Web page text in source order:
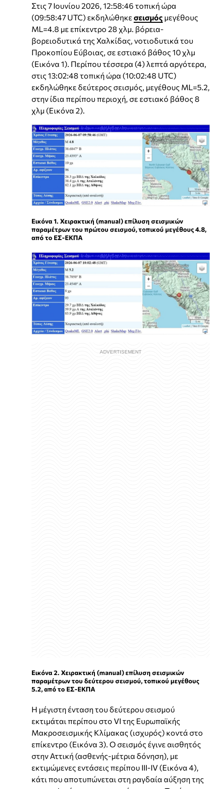
Στις 7 Ιουνίου 2026, 12:58:46 τοπική ώρα
(09:58:47 UTC) εκδηλώθηκε σεισμός μεγέθους
ML=4.8 με επίκεντρο 28 χλμ. βόρεια-
βορειοδυτικά της Χαλκίδας, νοτιοδυτικά του
Προκοπίου Εύβοιας, σε εστιακό βάθος 10 χλμ
(Εικόνα 1). Περίπου τέσσερα (4) λεπτά αργότερα,
στις 13:02:48 τοπική ώρα (10:02:48 UTC)
εκδηλώθηκε δεύτερος σεισμός, μεγέθους ML=5.2,
στην ίδια περίπου περιοχή, σε εστιακό βάθος 8
χλμ (Εικόνα 2).
Εικόνα 1. Χειρακτική (manual) επίλυση σεισμικών
παραμέτρων του πρώτου σεισμού, τοπικού μεγέθους 4.8,
από το ΕΣ-ΕΚΠΑ
Εικόνα 2. Χειρακτική (manual) επίλυση σεισμικών
παραμέτρων του δεύτερου σεισμού, τοπικού μεγέθους
5.2, από το ΕΣ-ΕΚΠΑ
Η μέγιστη ένταση του δεύτερου σεισμού
εκτιμάται περίπου στο VI της Ευρωπαϊκής
Μακροσεισμικής Κλίμακας (ισχυρός) κοντά στο
επίκεντρο (Εικόνα 3). Ο σεισμός έγινε αισθητός
στην Αττική (ασθενής-μέτρια δόνηση), με
εκτιμώμενες εντάσεις περίπου III-IV (Εικόνα 4),
κάτι που αποτυπώνεται στη ραγδαία αύξηση της